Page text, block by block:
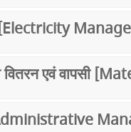
[Electricity
वितरन एवं